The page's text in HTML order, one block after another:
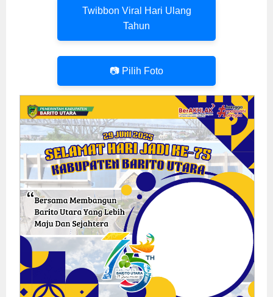
Twibbon Viral Hari Ulang
Tahun
📷 Pilih Foto